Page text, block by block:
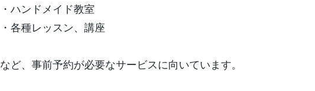
・ハンドメイド教室
・各種レッスン、講座
など、事前予約が必要なサービスに向いています。